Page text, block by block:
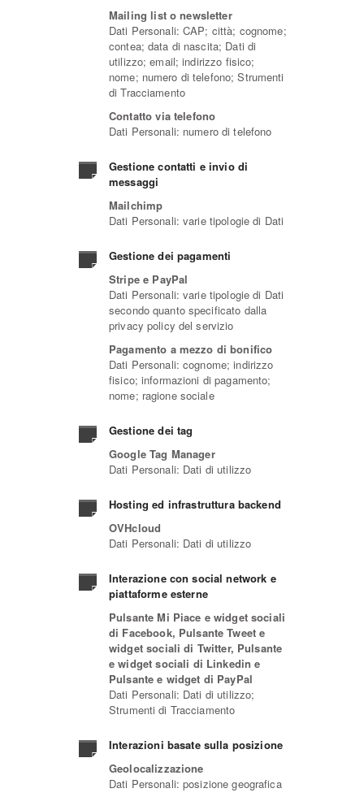
Mailing list o newsletter
Dati Personali: CAP; città; cognome;
contea; data di nascita; Dati di
utilizzo; email; indirizzo fisico;
nome; numero di telefono; Strumenti
di Tracciamento
Contatto via telefono
Dati Personali: numero di telefono
Gestione contatti e invio di
messaggi
Mailchimp
Dati Personali: varie tipologie di Dati
Gestione dei pagamenti
Stripe e PayPal
Dati Personali: varie tipologie di Dati
secondo quanto specificato dalla
privacy policy del servizio
Pagamento a mezzo di bonifico
Dati Personali: cognome; indirizzo
fisico; informazioni di pagamento;
nome; ragione sociale
Gestione dei tag
Google Tag Manager
Dati Personali: Dati di utilizzo
Hosting ed infrastruttura backend
OVHcloud
Dati Personali: Dati di utilizzo
Interazione con social network e
piattaforme esterne
Pulsante Mi Piace e widget sociali
di Facebook, Pulsante Tweet e
widget sociali di Twitter, Pulsante
e widget sociali di Linkedin e
Pulsante e widget di PayPal
Dati Personali: Dati di utilizzo;
Strumenti di Tracciamento
Interazioni basate sulla posizione
Geolocalizzazione
Dati Personali: posizione geografica